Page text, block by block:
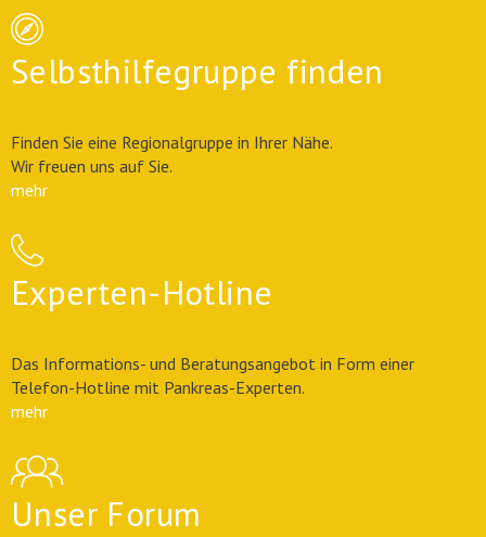
Selbsthilfegruppe finden
Finden Sie eine Regionalgruppe in Ihrer Nähe.
Wir freuen uns auf Sie.
mehr
Experten-Hotline
Das Informations- und Beratungsangebot in Form einer
Telefon-Hotline mit Pankreas-Experten.
mehr
Unser Forum